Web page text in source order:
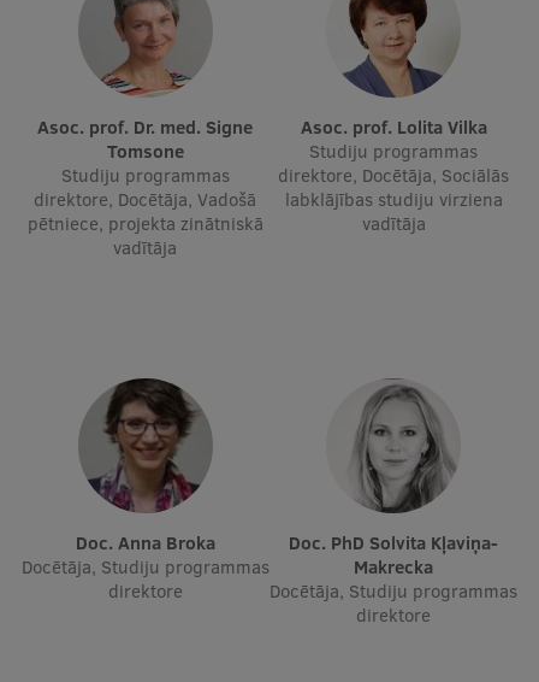
RSU fonds
Aula
Muzeji un ekspozīcijas
Ģerbonis
Projekti
Studiju un vides pieejamība
Dati par 2025. gadu
Suvenīri un grāmatas
Mūžizglītība
Asoc. prof. Dr. med. Signe
Tomsone
Studiju programmas
direktore, Docētāja, Vadošā
pētniece, projekta zinātniskā
vadītāja
Asoc. prof. Lolita Vilka
Studiju programmas
direktore, Docētāja, Sociālās
labklājības studiju virziena
vadītāja
Doc. Anna Broka
Docētāja, Studiju programmas
direktore
Doc. PhD Solvita Kļaviņa-
Makrecka
Docētāja, Studiju programmas
direktore